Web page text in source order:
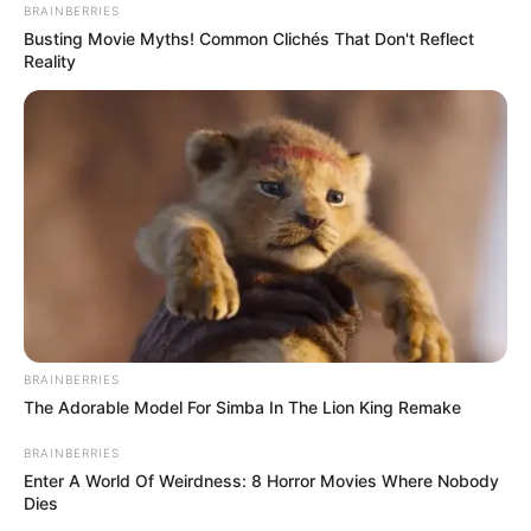
TEMAS RELACIONADOS
VALLE DE ABURRÁ
HURTO
ALERTA PAISA
MUJER CONDENADA
MANTÉNGASE EN ALERTA
Tenemos todas las noticias que le
interesan. Para estar bien informado, por
favor, active las notificaciones de Alerta.
BRAINBERRIES
Busting Movie Myths! Common Clichés That Don't Reflect
Reality
BRAINBERRIES
The Adorable Model For Simba In The Lion King Remake
BRAINBERRIES
Enter A World Of Weirdness: 8 Horror Movies Where Nobody
Dies